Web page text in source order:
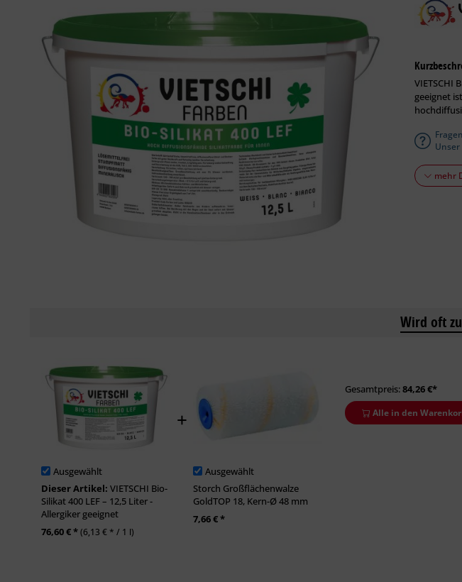
VIETSCHI
geeignet
mehr
Wird oft
Ausgewählt
Dieser Artikel: VIETSCHI Bio-
Silikat 400 LEF – 12,5 Liter -
Allergiker geeignet
76,60 € *(6,13 € * / 1 l)
Ausgewählt
Storch Großflächenwalze
GoldTOP 18, Kern-Ø 48 mm
7,66 € *
Gesamtpreis:84,26€*
Alle in den